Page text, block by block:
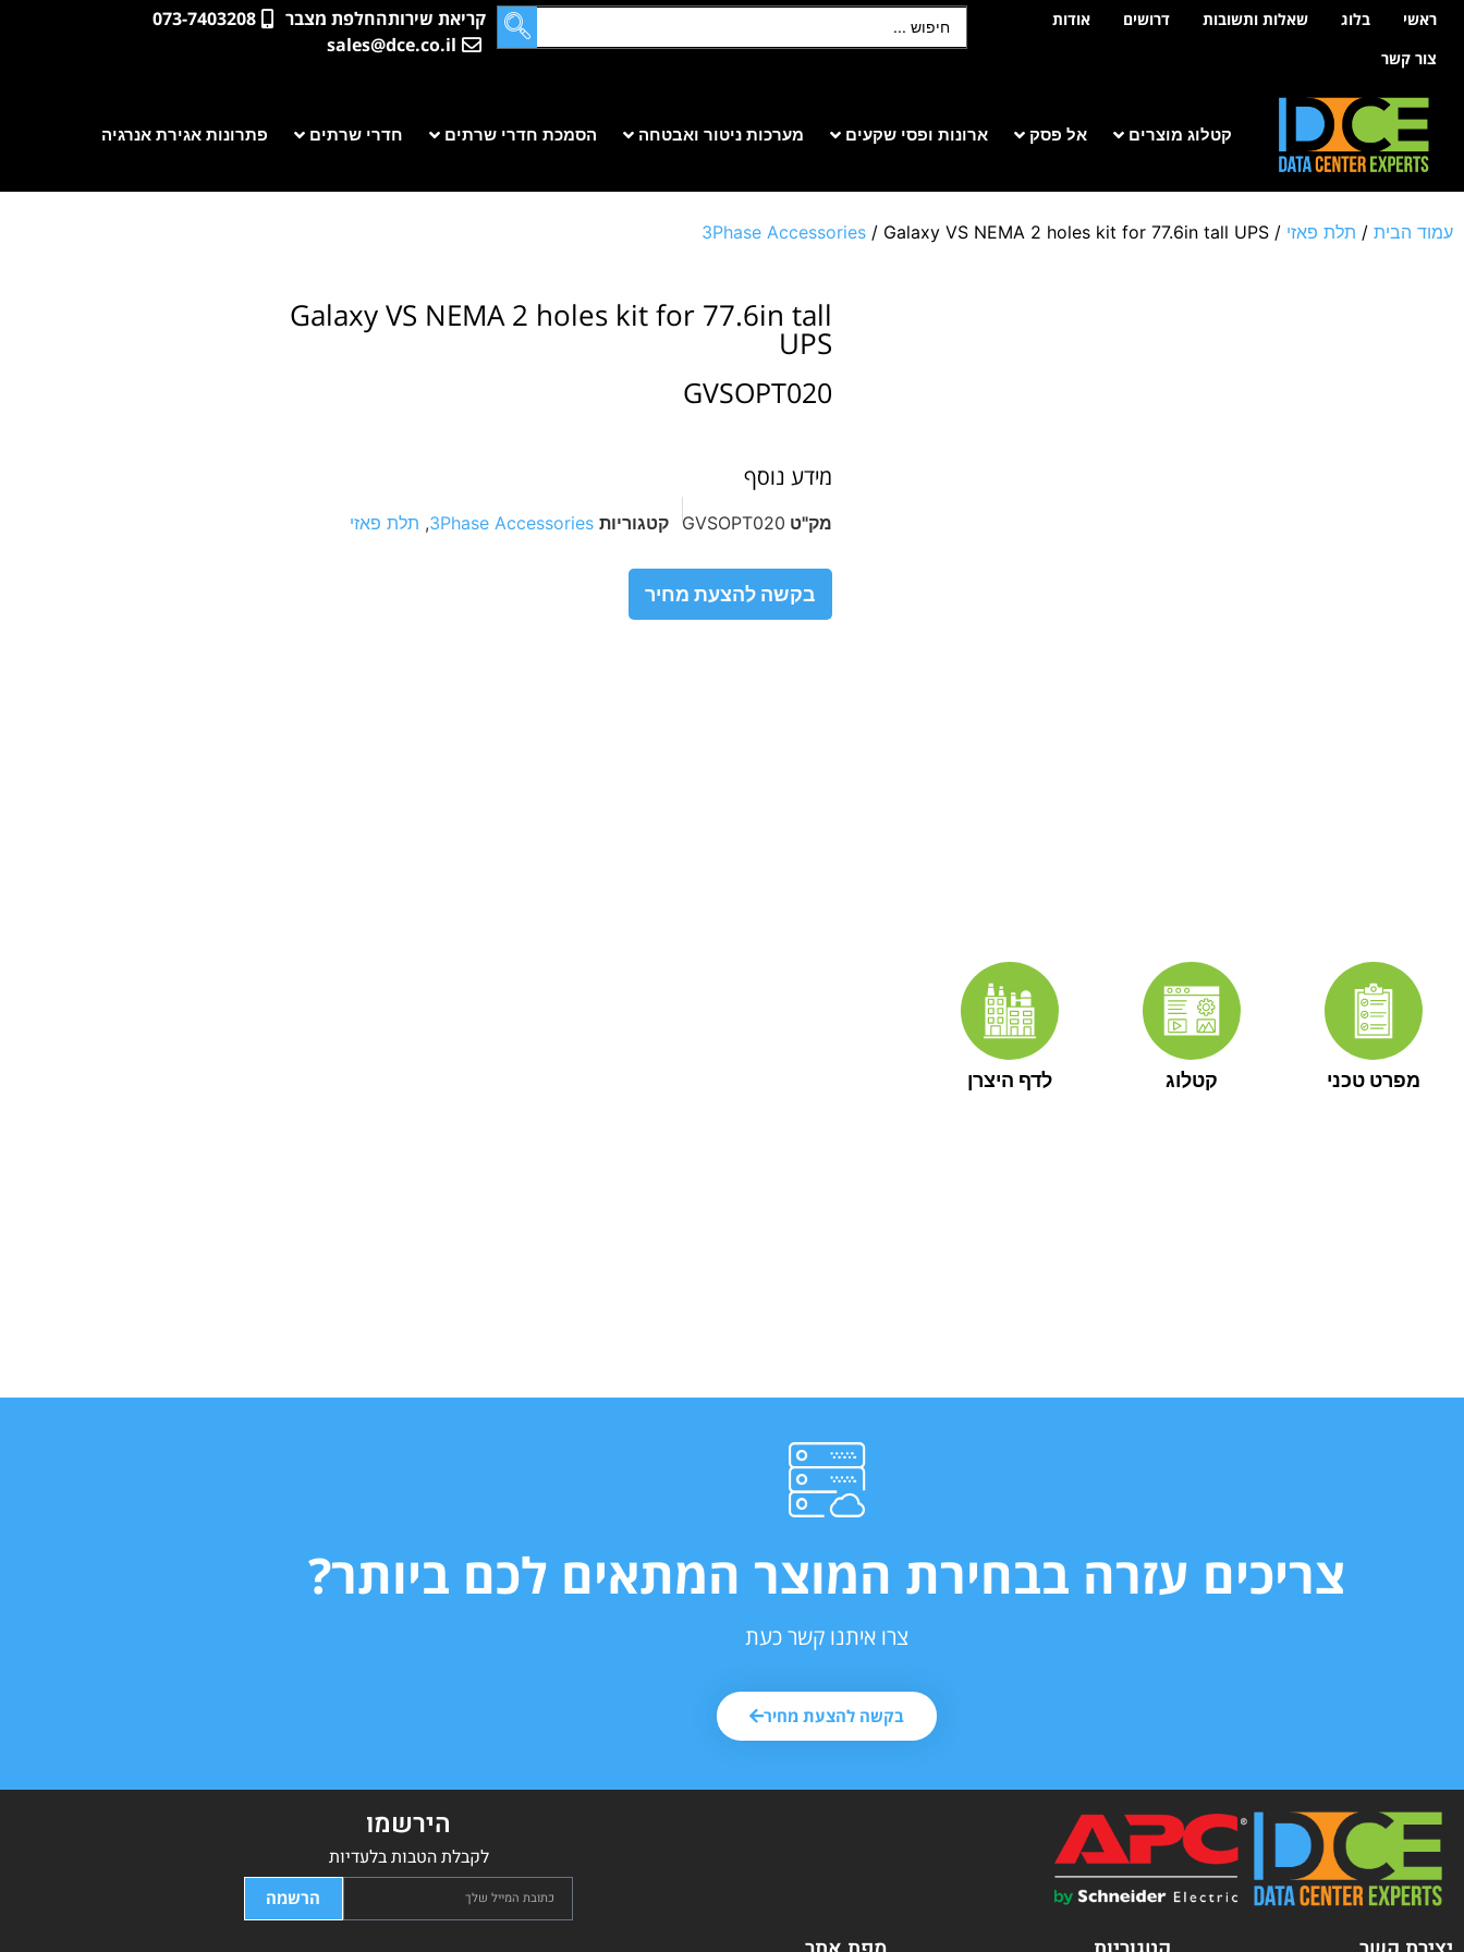
לתוכןראשי בלוג שאלות ותשובות דרושים
אודות
צור קשר
קריאת שירותהחלפת מצבר
073-7403208
sales@dce.co.il
קטלוג מוצרים אל פסק ארונות ופסי שקעים מערכות ניטור ואבטחה הסמכת חדרי שרתים חדרי שרתים פתרונות אגירת אנרגיה
עמוד הבית / תלת פאזי /
3Phase Accessories / Galaxy VS NEMA 2 holes kit for 77.6in tall UPS
Galaxy VS NEMA 2 holes kit for 77.6in tall
UPS
GVSOPT020
מידע נוסף
מק"ט GVSOPT020 קטגוריות 3Phase Accessories
, תלת פאזי
בקשה להצעת מחיר
מפרט טכני קטלוג לדף היצרן
צריכים עזרה בבחירת המוצר המתאים לכם ביותר?
צרו איתנו קשר כעת
בקשה להצעת מחיר
הירשמו
לקבלת הטבות בלעדיות
הרשמה